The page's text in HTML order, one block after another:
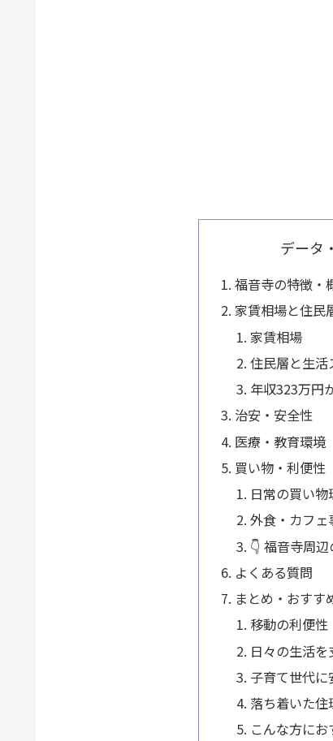
データ
福音寺の特徴・
家賃相場と住民
家賃相場
住民層と生活
年収323万円
治安・安全性
医療・教育環境
買い物・利便性
日常の買い物
外食・カフェ
👇 福音寺周
よくある質問
まとめ・おすす
移動の利便性
日々の生活
子育て世代
落ち着いた住
こんな方にお